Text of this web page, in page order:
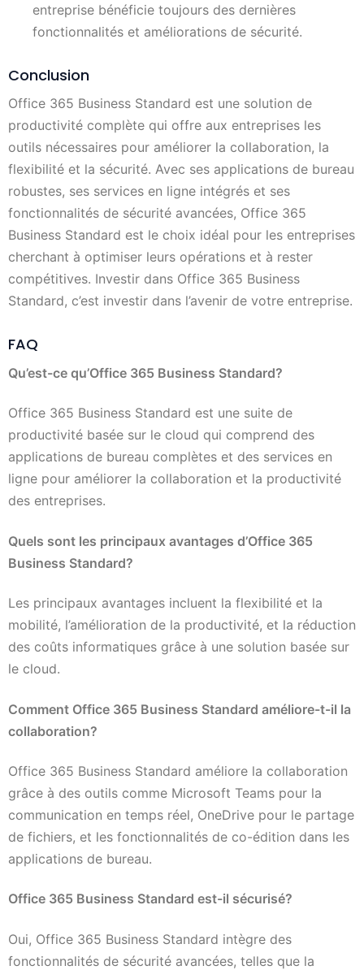
entreprise bénéficie toujours des dernières
fonctionnalités et améliorations de sécurité.
Conclusion
Office 365 Business Standard est une solution de
productivité complète qui offre aux entreprises les
outils nécessaires pour améliorer la collaboration, la
flexibilité et la sécurité. Avec ses applications de bureau
robustes, ses services en ligne intégrés et ses
fonctionnalités de sécurité avancées, Office 365
Business Standard est le choix idéal pour les entreprises
cherchant à optimiser leurs opérations et à rester
compétitives. Investir dans Office 365 Business
Standard, c’est investir dans l’avenir de votre entreprise.
FAQ
Qu’est-ce qu’Office 365 Business Standard?
Office 365 Business Standard est une suite de
productivité basée sur le cloud qui comprend des
applications de bureau complètes et des services en
ligne pour améliorer la collaboration et la productivité
des entreprises.
Quels sont les principaux avantages d’Office 365
Business Standard?
Les principaux avantages incluent la flexibilité et la
mobilité, l’amélioration de la productivité, et la réduction
des coûts informatiques grâce à une solution basée sur
le cloud.
Comment Office 365 Business Standard améliore-t-il la
collaboration?
Office 365 Business Standard améliore la collaboration
grâce à des outils comme Microsoft Teams pour la
communication en temps réel, OneDrive pour le partage
de fichiers, et les fonctionnalités de co-édition dans les
applications de bureau.
Office 365 Business Standard est-il sécurisé?
Oui, Office 365 Business Standard intègre des
fonctionnalités de sécurité avancées, telles que la